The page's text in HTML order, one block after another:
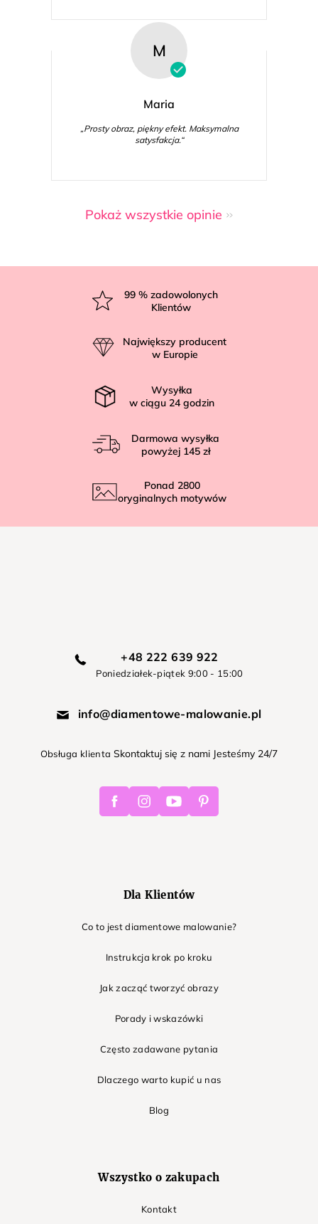
M
Maria
„Prosty obraz, piękny efekt. Maksymalna
satysfakcja.“
Pokaż wszystkie opinie
99 % zadowolonych
Klientów
Największy producent
w Europie
Wysyłka
w ciągu 24 godzin
Darmowa wysyłka
powyżej 145 zł
Ponad 2800
oryginalnych motywów
+48 222 639 922
Poniedziałek-piątek 9:00 - 15:00
info@diamentowe-malowanie.pl
Obsługa klienta Skontaktuj się z nami Jesteśmy 24/7
FacebookInstagramYoutube Pinterest
Dla Klientów
Co to jest diamentowe malowanie?
Instrukcja krok po kroku
Jak zacząć tworzyć obrazy
Porady i wskazówki
Często zadawane pytania
Dlaczego warto kupić u nas
Blog
Wszystko o zakupach
Kontakt